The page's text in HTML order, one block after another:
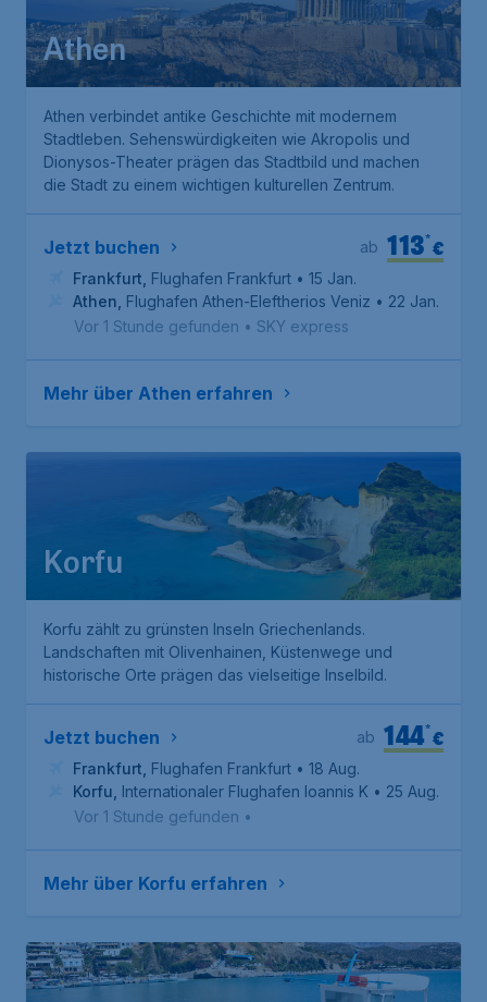
Athen
Athen verbindet antike Geschichte mit modernem
Stadtleben. Sehenswürdigkeiten wie Akropolis und
Dionysos-Theater prägen das Stadtbild und machen
die Stadt zu einem wichtigen kulturellen Zentrum.
Jetzt buchen €
113*
ab
Frankfurt Flughafen Frankfurt • 15 Jan.
Athen Flughafen Athen-Eleftherios Venizelos• 22 Jan.
Vor 1 Stunde gefunden • SKY express
Mehr über Athen erfahren
Korfu
Korfu zählt zu grünsten Inseln Griechenlands.
Landschaften mit Olivenhainen, Küstenwege und
historische Orte prägen das vielseitige Inselbild.
Jetzt buchen €
144*
ab
Frankfurt Flughafen Frankfurt • 18 Aug.
Korfu Internationaler Flughafen Ioannis Kapodistrias
• 25 Aug.
Vor 1 Stunde gefunden •
Mehr über Korfu erfahren